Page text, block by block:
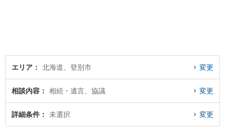
エリア 北海道、登別市 変更
相談内容 相続・遺言、協議 変更
詳細条件 未選択 変更